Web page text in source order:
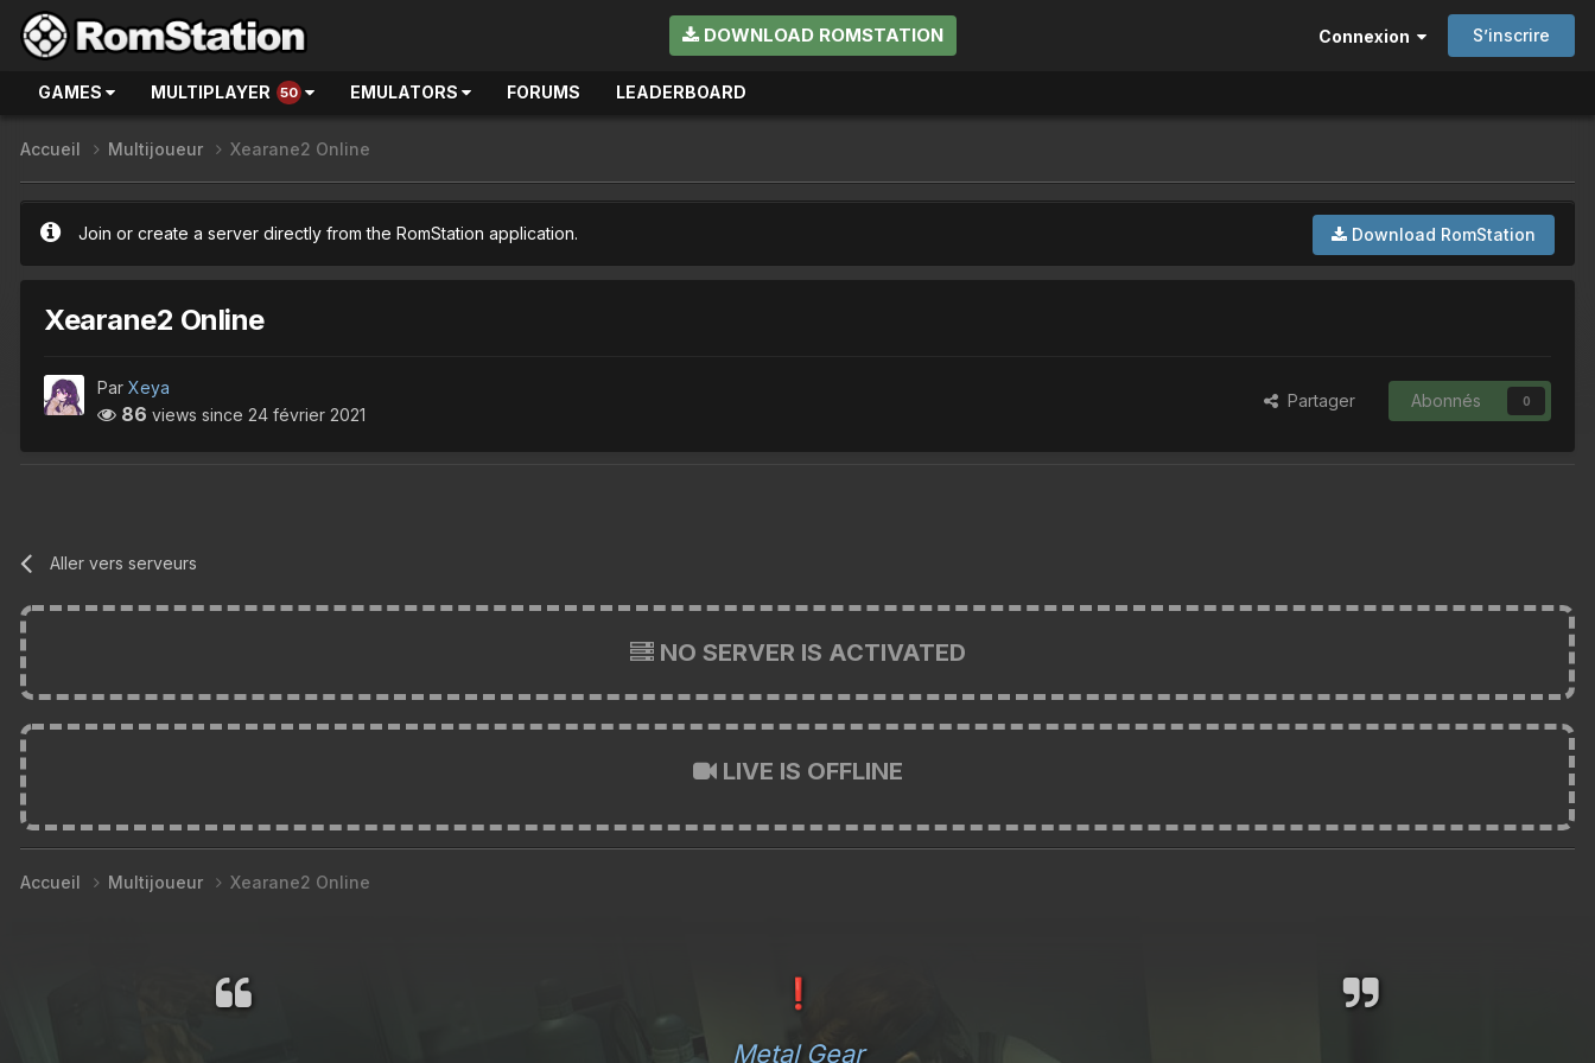
DOWNLOAD ROMSTATION Connexion S’inscrire
GAMES MULTIPLAYER 50 EMULATORS FORUMS LEADERBOARD
Accueil Multijoueur Xearane2 Online
Download RomStation
Join or create a server directly from the RomStation application.
Xearane2 Online
Par Xeya
86 views since 24 février 2021
Partager Abonnés 0
Aller vers serveurs
NO SERVER IS ACTIVATED
LIVE IS OFFLINE
Accueil Multijoueur Xearane2 Online
❗
Metal Gear